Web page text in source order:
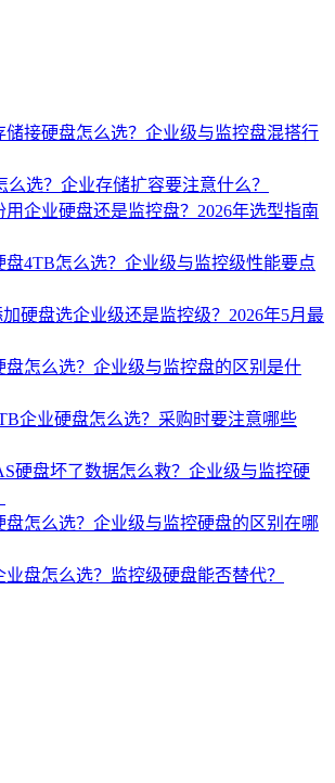
储接硬盘怎么选？企业级与监控盘混搭行
么选？企业存储扩容要注意什么？
企业硬盘还是监控盘？2026年选型指南
盘4TB怎么选？企业级与监控级性能要点
硬盘选企业级还是监控级？2026年5月最
盘怎么选？企业级与监控盘的区别是什
企业硬盘怎么选？采购时要注意哪些
硬盘坏了数据怎么救？企业级与监控硬
盘怎么选？企业级与监控硬盘的区别在哪
业盘怎么选？监控级硬盘能否替代？